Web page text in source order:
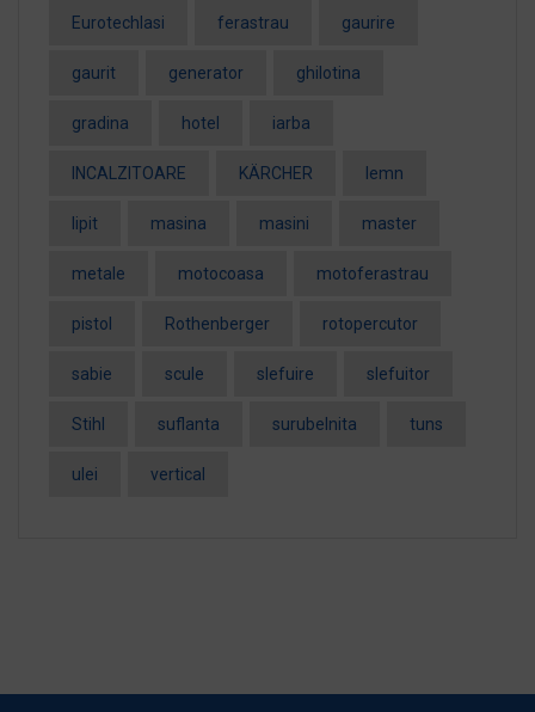
EurotechIasi ferastrau gaurire
gaurit generator ghilotina
gradina hotel iarba
INCALZITOARE KÄRCHER lemn
lipit masina masini master
metale motocoasa motoferastrau
pistol Rothenberger rotopercutor
sabie scule slefuire slefuitor
Stihl suflanta surubelnita tuns
ulei vertical